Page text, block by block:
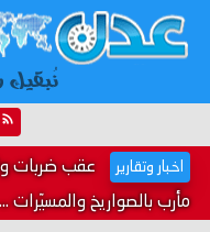
اخبار وتقارير عقب ضربات
مأرب بالصواريخ والمسيّرات ...